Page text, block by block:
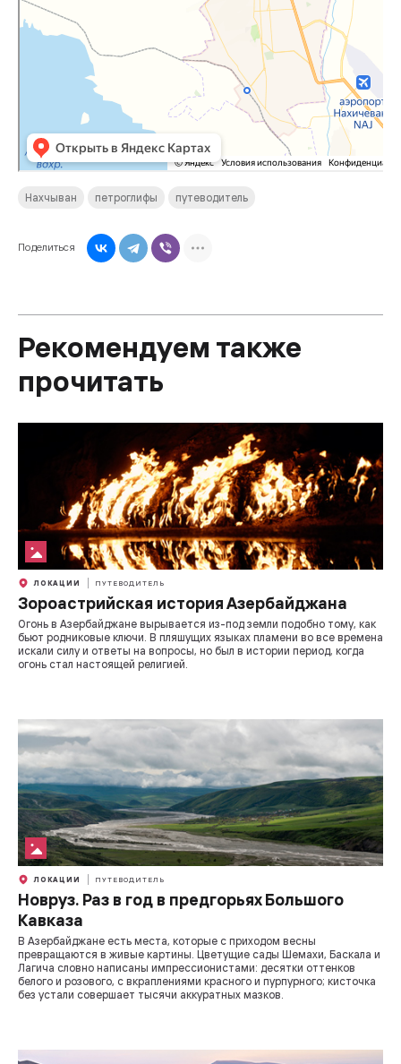
Нахчыван петроглифы путеводитель
Поделиться
Рекомендуем также
прочитать
ЛОКАЦИИ ПУТЕВОДИТЕЛЬ
Зороастрийская история Азербайджана
Огонь в Азербайджане вырывается из-под земли подобно тому, как
бьют родниковые ключи. В пляшущих языках пламени во все времена
искали силу и ответы на вопросы, но был в истории период, когда
огонь стал настоящей религией.
ЛОКАЦИИ ПУТЕВОДИТЕЛЬ
Новруз. Раз в год в предгорьях Большого
Кавказа
В Азербайджане есть места, которые с приходом весны
превращаются в живые картины. Цветущие сады Шемахи, Баскала и
Лагича словно написаны импрессионистами: десятки оттенков
белого и розового, с вкраплениями красного и пурпурного; кисточка
без устали совершает тысячи аккуратных мазков.